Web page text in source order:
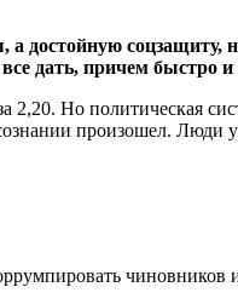
а достойную соцзащиту,
дать, причем быстро и
2,20. Но политическая
произошел. Люди
чиновников